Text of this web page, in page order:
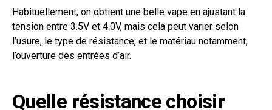
Habituellement, on obtient une belle vape en ajustant la
tension entre 3.5V et 4.0V, mais cela peut varier selon
l’usure, le type de résistance, et le matériau notamment,
l’ouverture des entrées d’air.
Quelle résistance choisir